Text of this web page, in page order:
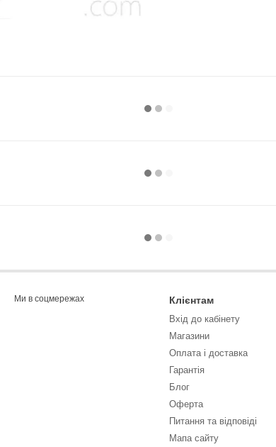
Ми в соцмережах Клієнтам
Вхід до кабінету
Магазини
Оплата і доставка
Гарантія
Блог
Оферта
Питання та відповіді
Мапа сайту